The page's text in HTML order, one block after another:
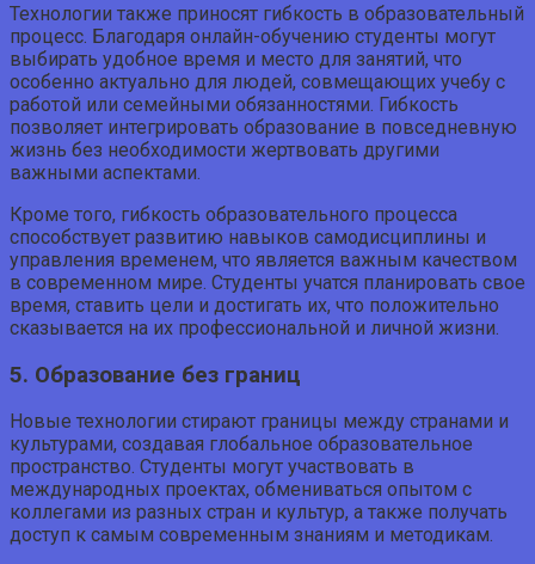
Технологии также приносят гибкость в образовательный
процесс. Благодаря онлайн-обучению студенты могут
выбирать удобное время и место для занятий, что
особенно актуально для людей, совмещающих учебу с
работой или семейными обязанностями. Гибкость
позволяет интегрировать образование в повседневную
жизнь без необходимости жертвовать другими
важными аспектами.
Кроме того, гибкость образовательного процесса
способствует развитию навыков самодисциплины и
управления временем, что является важным качеством
в современном мире. Студенты учатся планировать свое
время, ставить цели и достигать их, что положительно
сказывается на их профессиональной и личной жизни.
5. Образование без границ
Новые технологии стирают границы между странами и
культурами, создавая глобальное образовательное
пространство. Студенты могут участвовать в
международных проектах, обмениваться опытом с
коллегами из разных стран и культур, а также получать
доступ к самым современным знаниям и методикам.